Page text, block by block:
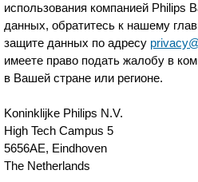
использования компанией Philips
данных, обратитесь к нашему
защите данных по адресу
имеете право подать жалобу в
в Вашей стране или регионе.
Koninklijke Philips N.V.
High Tech Campus 5
5656AE, Eindhoven
The Netherlands